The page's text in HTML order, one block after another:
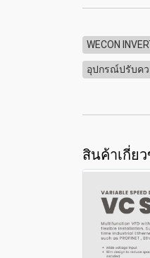
WECON
อุปกรณ์ปรับคว
สินค้าเกี่ย